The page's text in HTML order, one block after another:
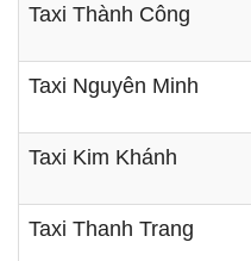
Taxi Thành Công
Taxi Nguyên Minh
Taxi Kim Khánh
Taxi Thanh Trang